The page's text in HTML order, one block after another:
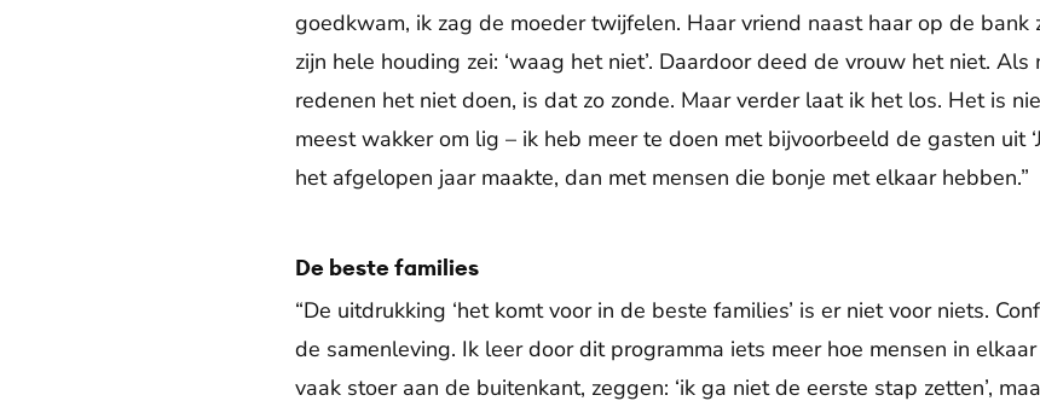
goedkwam, ik zag de moeder twijfelen. Haar vriend naast haar op de bank
zijn hele houding zei: ‘waag het niet’. Daardoor deed de vrouw het niet.
redenen het niet doen, is dat zo zonde. Maar verder laat ik het los. Het is
meest wakker om lig – ik heb meer te doen met bijvoorbeeld de gasten uit
het afgelopen jaar maakte, dan met mensen die bonje met elkaar hebben.”
De beste families
“De uitdrukking ‘het komt voor in de beste families’ is er niet voor niets.
de samenleving. Ik leer door dit programma iets meer hoe mensen in
vaak stoer aan de buitenkant, zeggen: ‘ik ga niet de eerste stap zetten’,